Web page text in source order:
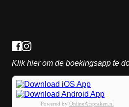
Klik hier om de boekingsapp te
Powered by OnlineAfspraken.nl